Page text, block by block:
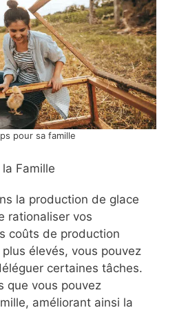
pour sa famille
Famille
la production de glace
rationaliser vos
coûts de production
élevés, vous pouvez
certaines tâches.
que vous pouvez
améliorant ainsi la